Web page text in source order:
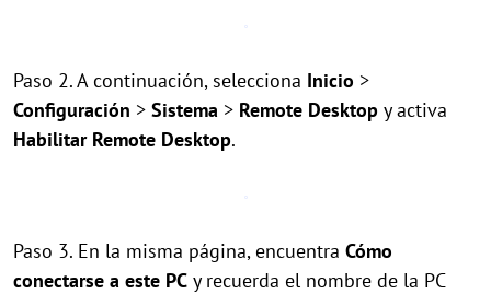
Paso 2. A continuación, selecciona Inicio >
Configuración > Sistema > Remote Desktop y activa
Habilitar Remote Desktop.
Paso 3. En la misma página, encuentra Cómo
conectarse a este PC y recuerda el nombre de la PC